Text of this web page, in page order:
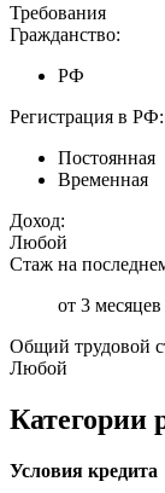
Требования
Гражданство:
РФ
Регистрация в РФ:
Постоянная
Временная
Доход:
Любой
Стаж на
от 3 месяцев
Общий трудовой
Любой
Категории
Условия кредита